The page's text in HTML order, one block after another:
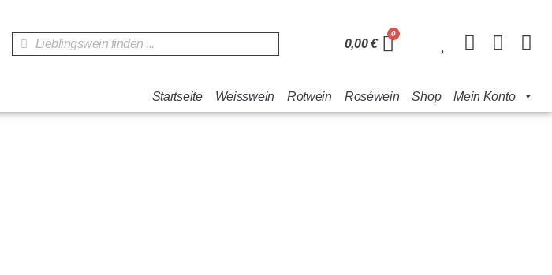
0,00€
Startseite Weisswein Rotwein Roséwein Shop Mein Konto